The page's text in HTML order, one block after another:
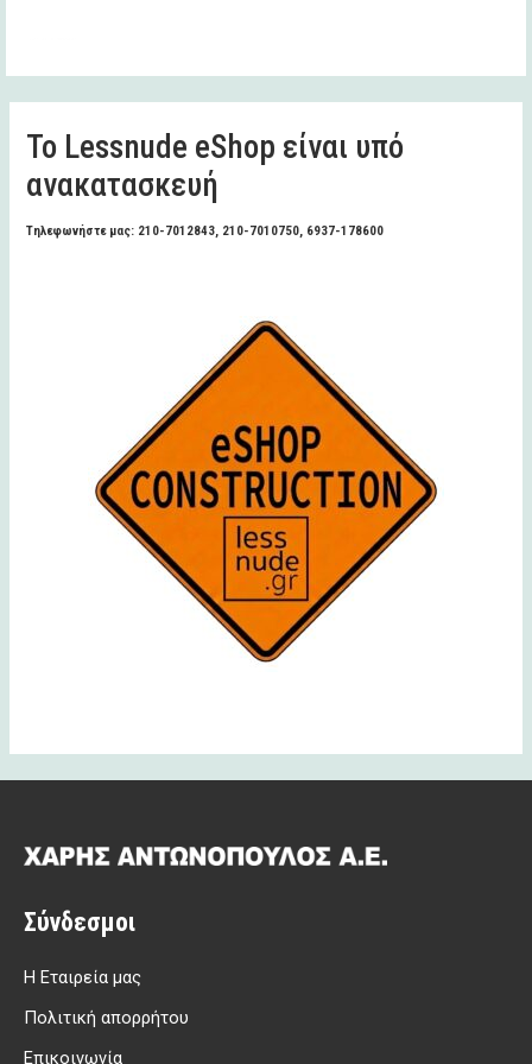
Το Lessnude eShop είναι υπό
ανακατασκευή
Τηλεφωνήστε μας: 210-7012843, 210-7010750, 6937-178600
Σύνδεσμοι
Η Εταιρεία μας
Πολιτική απορρήτου
Επικοινωνία